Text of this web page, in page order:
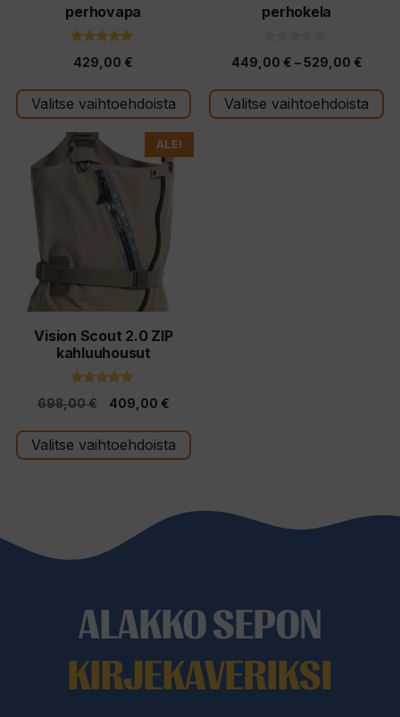
perhovapa
5:stä
429,00 €
Valitse vaihtoehdoista
perhokela
5
s
t
ä
449,00 € – 529,00 €
-
Valitse vaihtoehdoista
ALE!
Vision Scout 2.0 ZIP
kahluuhousut
5:stä
698,00€
Alkuperäinen
oli:
409,00 €Nykyinen
on:
Valitse vaihtoehdoista
tuotteella
useampi
Voit
tehdä
valinnat
tuotteen
sivulla.
ALAKKO SEPON
KIRJEKAVERIKSI